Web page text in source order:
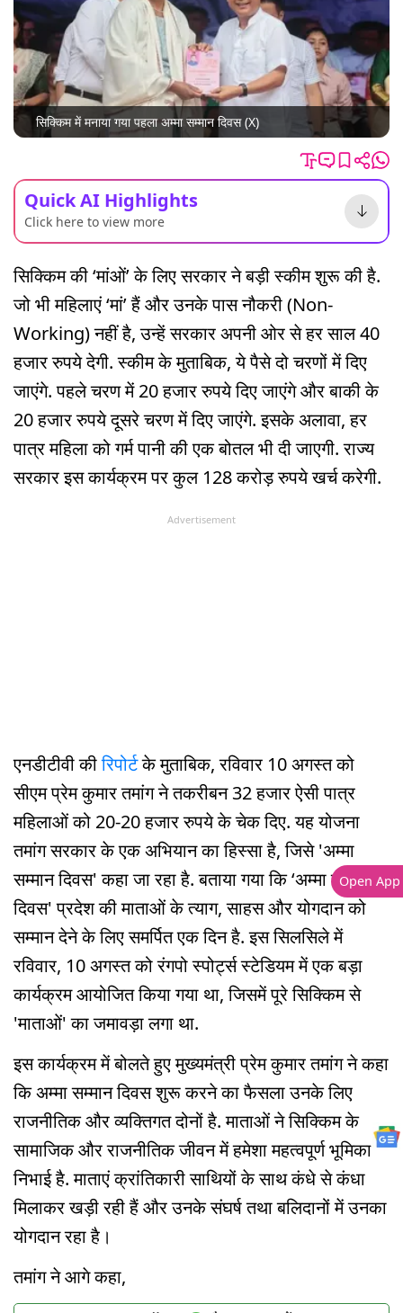
सिक्किम में मनाया गया पहला अम्मा सम्मान दिवस (X)
Quick AI Highlights
Click here to view more
सिक्किम की ‘मांओं’ के लिए सरकार ने बड़ी स्कीम शुरू की है.
जो भी महिलाएं ‘मां’ हैं और उनके पास नौकरी (Non-
Working) नहीं है, उन्हें सरकार अपनी ओर से हर साल 40
हजार रुपये देगी. स्कीम के मुताबिक, ये पैसे दो चरणों में दिए
जाएंगे. पहले चरण में 20 हजार रुपये दिए जाएंगे और बाकी के
20 हजार रुपये दूसरे चरण में दिए जाएंगे. इसके अलावा, हर
पात्र महिला को गर्म पानी की एक बोतल भी दी जाएगी. राज्य
सरकार इस कार्यक्रम पर कुल 128 करोड़ रुपये खर्च करेगी.
Advertisement
एनडीटीवी कीरिपोर्टके मुताबिक, रविवार 10 अगस्त को
सीएम प्रेम कुमार तमांग ने तकरीबन 32 हजार ऐसी पात्र
महिलाओं को 20-20 हजार रुपये के चेक दिए. यह योजना
तमांग सरकार के एक अभियान का हिस्सा है, जिसे 'अम्मा
सम्मान दिवस' कहा जा रहा है. बताया गया कि ‘अम्मा सम्मान
दिवस' प्रदेश की माताओं के त्याग, साहस और योगदान को
सम्मान देने के लिए समर्पित एक दिन है. इस सिलसिले में
रविवार, 10 अगस्त को रंगपो स्पोर्ट्स स्टेडियम में एक बड़ा
कार्यक्रम आयोजित किया गया था, जिसमें पूरे सिक्किम से
'माताओं' का जमावड़ा लगा था.
इस कार्यक्रम में बोलते हुए मुख्यमंत्री प्रेम कुमार तमांग ने कहा
कि अम्मा सम्मान दिवस शुरू करने का फैसला उनके लिए
राजनीतिक और व्यक्तिगत दोनों है. माताओं ने सिक्किम के
सामाजिक और राजनीतिक जीवन में हमेशा महत्वपूर्ण भूमिका
निभाई है. माताएं क्रांतिकारी साथियों के साथ कंधे से कंधा
मिलाकर खड़ी रही हैं और उनके संघर्ष तथा बलिदानों में उनका
योगदान रहा है।
तमांग ने आगे कहा,
Open App